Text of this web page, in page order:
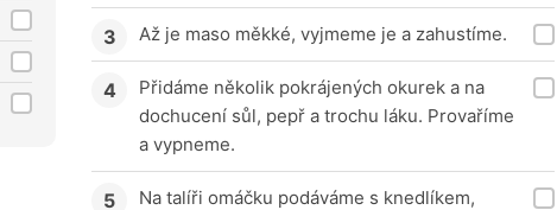
Až je maso měkké, vyjmeme je a zahustíme.
Přidáme několik pokrájených okurek a na
dochucení sůl, pepř a trochu láku. Provaříme
a vypneme.
Na talíři omáčku podáváme s knedlíkem,